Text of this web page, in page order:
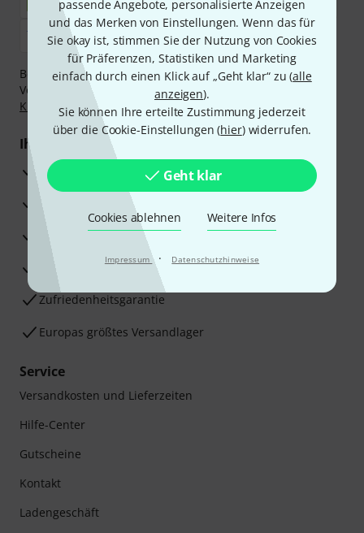
passende Angebote, personalisierte Anzeigen
und das Merken von Einstellungen. Wenn das für
Sie okay ist, stimmen Sie der Nutzung von Cookies
für Präferenzen, Statistiken und Marketing
einfach durch einen Klick auf „Geht klar“ zu (alle
anzeigen).
Sie können Ihre erteilte Zustimmung jederzeit
über die Cookie-Einstellungen (hier) widerrufen.
Geht klar
Cookies ablehnen Weitere Infos
Impressum · Datenschutzhinweise
Bezahlen Sie vertraulich und sicher per Nachnahme,
Vorkasse, PayPal, Amazon Pay,Klarna Sofort bezahlen
Klarna Ratenzahlungoder Kreditkarte.
Ihre Vorteile
3 Jahre Thomann Garantie
30 Tage Money-Back-Garantie
Reparaturservice
Beratung durch Fachexperten
Zufriedenheitsgarantie
Europas größtes Versandlager
Service
Versandkosten und Lieferzeiten
Hilfe-Center
Gutscheine
Kontakt
Ladengeschäft